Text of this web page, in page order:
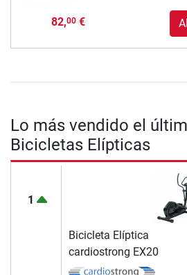
82,00€
Lo más vendido el
Bicicletas Elípticas
1
Bicicleta Elíptica
cardiostrong EX20